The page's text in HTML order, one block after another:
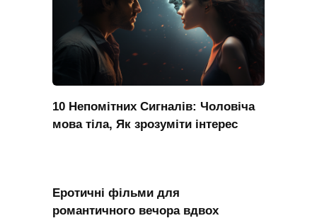
10 Непомітних Сигналів: Чоловіча
мова тіла, Як зрозуміти інтерес
Еротичні фільми для
романтичного вечора вдвох